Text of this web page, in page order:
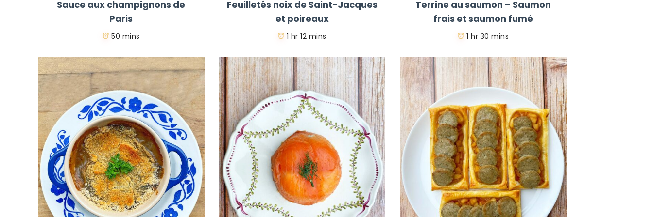
Sauce aux champignons de
Paris
50 mins
Feuilletés noix de Saint-Jacques
et poireaux
1 hr 12 mins
Terrine au saumon – Saumon
frais et saumon fumé
1 hr 30 mins